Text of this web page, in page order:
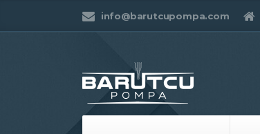
info@barutcupompa.com